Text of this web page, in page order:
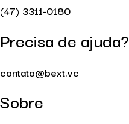
(47) 3311-0180
Precisa de ajuda?
contato@bext.vc
Sobre